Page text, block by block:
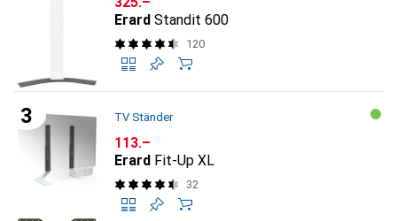
Erard Standit 600
120
TV Ständer
CHF
113.–
Erard Fit-Up XL
32